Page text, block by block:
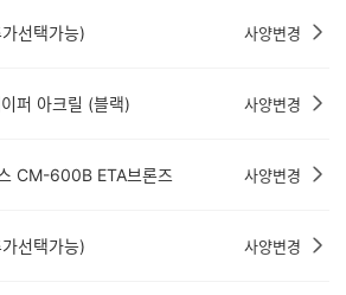
선택가능) 사양변경
퍼 아크릴 (블랙) 사양변경
CM-600B ETA브론즈 사양변경
선택가능) 사양변경